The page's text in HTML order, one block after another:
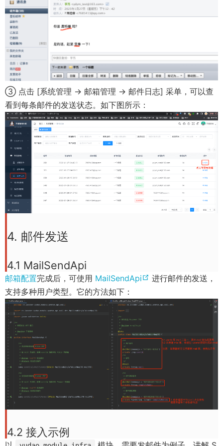
③ 点击 [系统管理 -> 邮箱管理 -> 邮件日志] 采单，可以查
看到每条邮件的发送状态。如下图所示：
4. 邮件发送
4.1 MailSendApi
邮箱配置完成后，可使用 MailSendApi
(
p
n
e
w
w
i
d
进行邮件的发送，
支持多种用户类型。它的方法如下：
4.2 接入示例